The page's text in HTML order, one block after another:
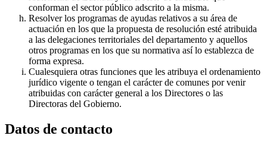
conforman el sector público adscrito a la misma.
Resolver los programas de ayudas relativos a su área de
actuación en los que la propuesta de resolución esté atribuida
a las delegaciones territoriales del departamento y aquellos
otros programas en los que su normativa así lo establezca de
forma expresa.
Cualesquiera otras funciones que les atribuya el ordenamiento
jurídico vigente o tengan el carácter de comunes por venir
atribuidas con carácter general a los Directores o las
Directoras del Gobierno.
Datos de contacto